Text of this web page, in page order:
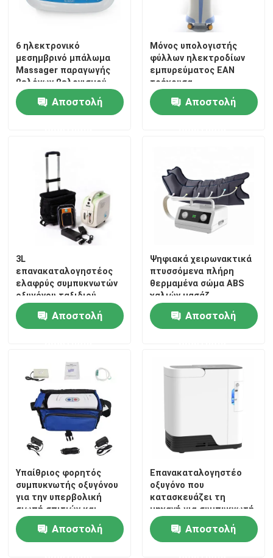
Σπίτι
Προϊόντα
6 ηλεκτρονικό
μεσημβρινό μπάλωμα
Massager παραγωγής
βελόνων βελονισμού
καναλιών
Αποστολή
Μόνος υπολογιστής
φύλλων ηλεκτροδίων
εμπυρεύματος ΕΑΝ
τρέχουσα
ηλεκτροθεραπεία
Αποστολή
3L
επανακαταλογηστέος
ελαφρύς συμπυκνωτών
οξυγόνου ταξιδιού
Αποστολή
Ψηφιακά χειρωνακτικά
πτυσσόμενα πλήρη
θερμαμένα σώμα ABS
χαλιών μασάζ
Αποστολή
Υπαίθριος φορητός
συμπυκνωτής οξυγόνου
για την υπερβολική
σιωπή σπιτιών και
ταξιδιού
Αποστολή
Επανακαταλογηστέο
οξυγόνο που
κατασκευάζει τη
μηχανή για συμπυκνωτή
οξυγόνου Homecare
εγχώριας τον ευφυή
φωνής
Αποστολή